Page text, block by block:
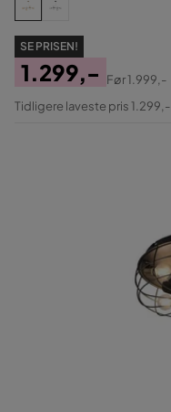
SE PRISEN!
Pris
1.299,-
Original
Før1.999,-
Tidligere laveste pris 1.299,-